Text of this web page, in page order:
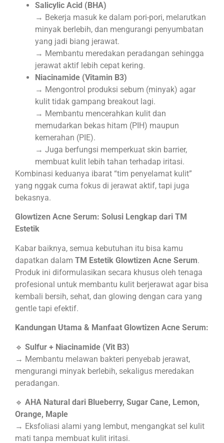
Salicylic Acid (BHA)
→ Bekerja masuk ke dalam pori-pori, melarutkan
minyak berlebih, dan mengurangi penyumbatan
yang jadi biang jerawat.
→ Membantu meredakan peradangan sehingga
jerawat aktif lebih cepat kering.
Niacinamide (Vitamin B3)
→ Mengontrol produksi sebum (minyak) agar
kulit tidak gampang breakout lagi.
→ Membantu mencerahkan kulit dan
memudarkan bekas hitam (PIH) maupun
kemerahan (PIE).
→ Juga berfungsi memperkuat skin barrier,
membuat kulit lebih tahan terhadap iritasi.
Kombinasi keduanya ibarat “tim penyelamat kulit”
yang nggak cuma fokus di jerawat aktif, tapi juga
bekasnya.
Glowtizen Acne Serum: Solusi Lengkap dari TM
Estetik
Kabar baiknya, semua kebutuhan itu bisa kamu
dapatkan dalam TM Estetik Glowtizen Acne Serum.
Produk ini diformulasikan secara khusus oleh tenaga
profesional untuk membantu kulit berjerawat agar bisa
kembali bersih, sehat, dan glowing dengan cara yang
gentle tapi efektif.
Kandungan Utama & Manfaat Glowtizen Acne Serum:
🔹 Sulfur + Niacinamide (Vit B3)
→ Membantu melawan bakteri penyebab jerawat,
mengurangi minyak berlebih, sekaligus meredakan
peradangan.
🔹 AHA Natural dari Blueberry, Sugar Cane, Lemon,
Orange, Maple
→ Eksfoliasi alami yang lembut, mengangkat sel kulit
mati tanpa membuat kulit iritasi.